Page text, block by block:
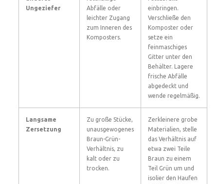
Ungeziefer
Abfälle oder
leichter Zugang
zum Inneren des
Komposters.
einbringen.
Verschließe den
Komposter oder
setze ein
feinmaschiges
Gitter unter den
Behälter. Lagere
frische Abfälle
abgedeckt und
wende regelmäßig.
Langsame
Zersetzung
Zu große Stücke,
unausgewogenes
Braun-Grün-
Verhältnis, zu
kalt oder zu
trocken.
Zerkleinere grobe
Materialien, stelle
das Verhältnis auf
etwa zwei Teile
Braun zu einem
Teil Grün um und
isolier den Haufen